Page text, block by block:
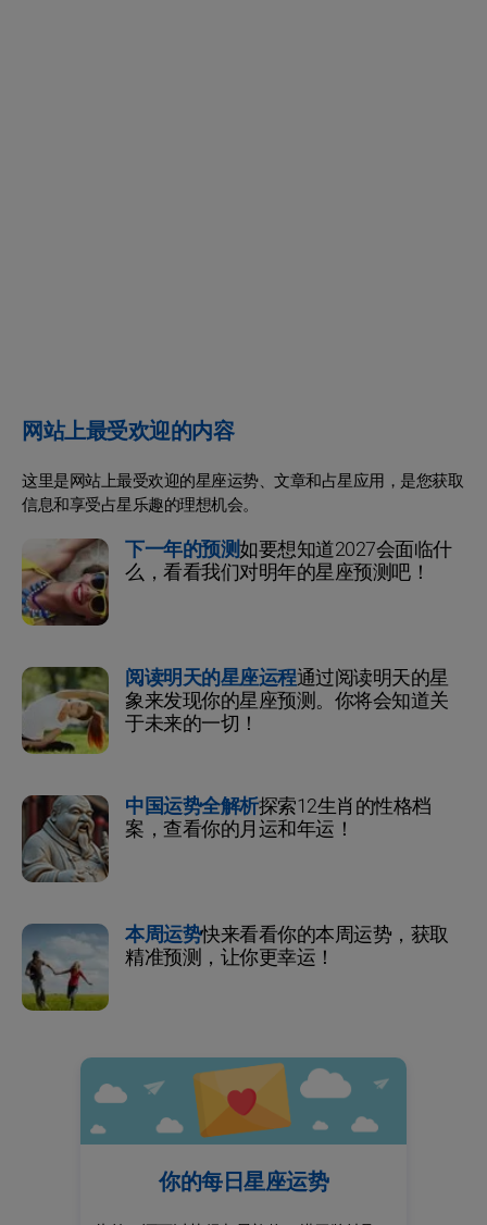
网站上最受欢迎的内容
这里是网站上最受欢迎的星座运势、文章和占星应用，是您获取
信息和享受占星乐趣的理想机会。
下一年的预测如要想知道2027会面临什
么，看看我们对明年的星座预测吧！
阅读明天的星座运程通过阅读明天的星
象来发现你的星座预测。你将会知道关
于未来的一切！
中国运势全解析探索12生肖的性格档
案，查看你的月运和年运！
本周运势快来看看你的本周运势，获取
精准预测，让你更幸运！
你的每日星座运势